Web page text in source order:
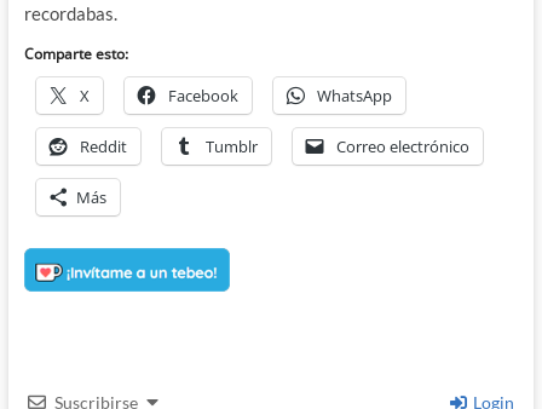
recordabas.
Comparte esto:
X Facebook WhatsApp
Reddit Tumblr Correo electrónico
Más
Suscribirse Login